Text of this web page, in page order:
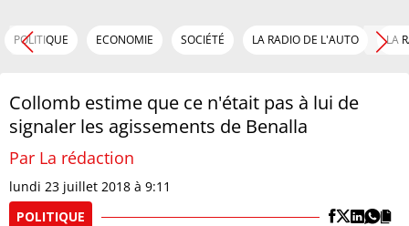
POLITIQUE ECONOMIE SOCIÉTÉ LA RADIO DE L'AUTO LA
Collomb estime que ce n'était pas à lui de
signaler les agissements de Benalla
Par La rédaction
lundi 23 juillet 2018 à 9:11
POLITIQUE